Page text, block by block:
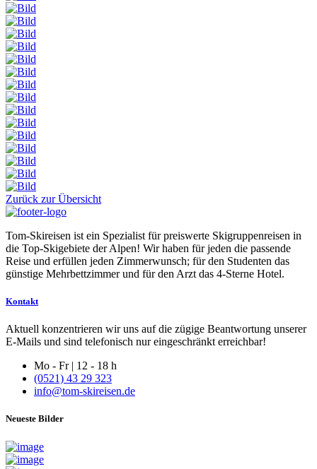
Zurück zur Übersicht
Tom-Skireisen ist ein Spezialist für preiswerte Skigruppenreisen in
die Top-Skigebiete der Alpen! Wir haben für jeden die passende
Reise und erfüllen jeden Zimmerwunsch; für den Studenten das
günstige Mehrbettzimmer und für den Arzt das 4-Sterne Hotel.
Kontakt
Aktuell konzentrieren wir uns auf die zügige Beantwortung unserer
E-Mails und sind telefonisch nur eingeschränkt erreichbar!
Mo - Fr | 12 - 18 h
(0521) 43 29 323
info@tom-skireisen.de
Neueste Bilder